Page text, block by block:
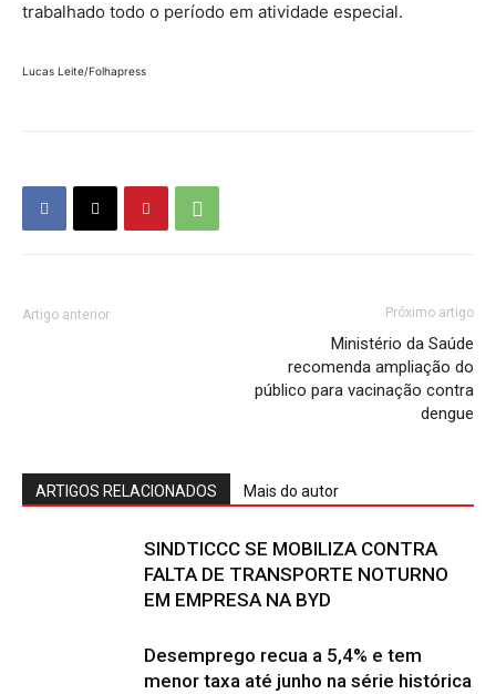
trabalhado todo o período em atividade especial.
Lucas Leite/Folhapress
Artigo anterior Próximo artigo
Ministério da Saúde
recomenda ampliação do
público para vacinação contra
dengue
ARTIGOS RELACIONADOS Mais do autor
SINDTICCC SE MOBILIZA CONTRA
FALTA DE TRANSPORTE NOTURNO
EM EMPRESA NA BYD
Desemprego recua a 5,4% e tem
menor taxa até junho na série histórica